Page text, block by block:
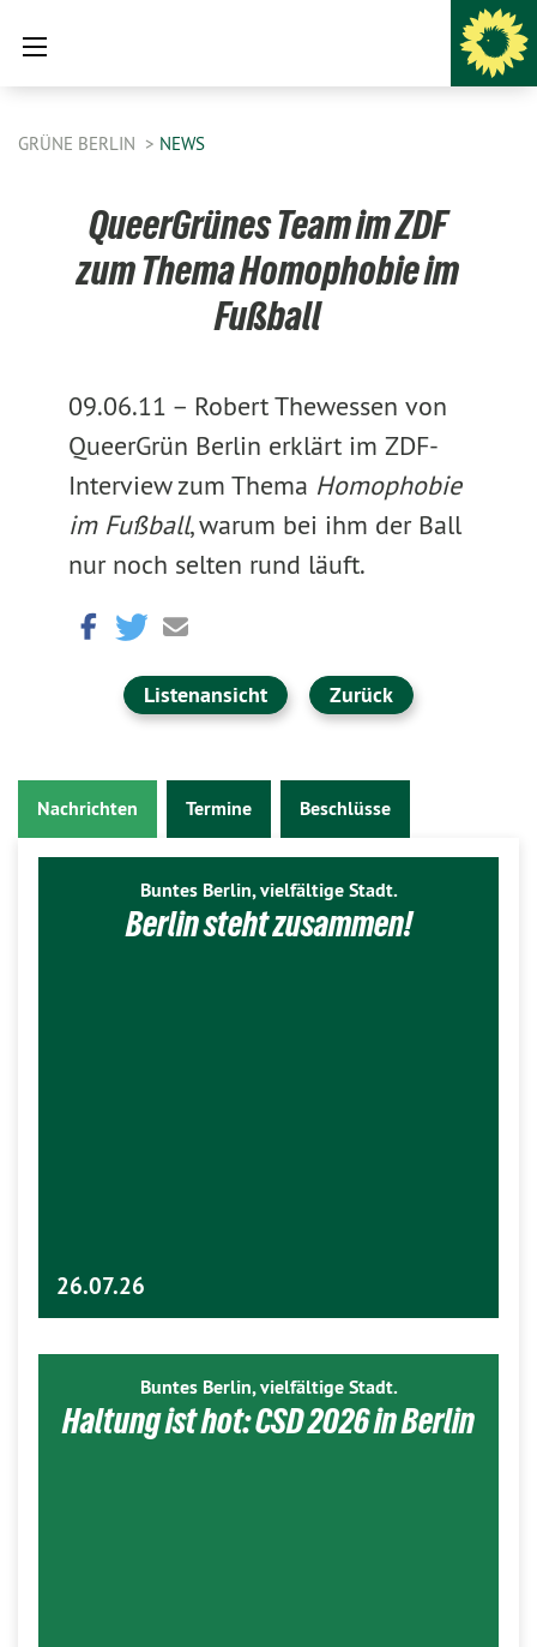
GRÜNE BERLIN NEWS
QueerGrünes Team im ZDF
zum Thema Homophobie im
Fußball
09.06.11 – Robert Thewessen von
QueerGrün Berlin erklärt im ZDF-
Interview zum Thema Homophobie
im Fußball, warum bei ihm der Ball
nur noch selten rund läuft.
Listenansicht Zurück
Nachrichten Termine Beschlüsse
Buntes Berlin, vielfältige Stadt.
Berlin steht zusammen!
26.07.26
Buntes Berlin, vielfältige Stadt.
Haltung ist hot: CSD 2026 in Berlin